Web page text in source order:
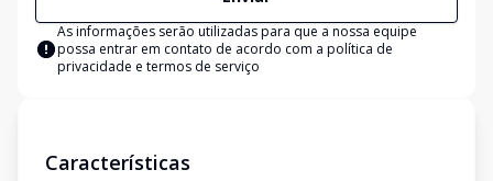
As informações serão utilizadas para que a nossa equipe
possa entrar em contato de acordo com a política de
privacidade e termos de serviço
Características